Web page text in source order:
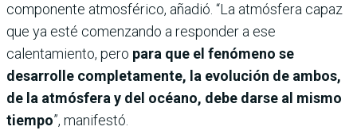
componente atmosférico, añadió. “La atmósfera capaz
que ya esté comenzando a responder a ese
calentamiento, pero para que el fenómeno se
desarrolle completamente, la evolución de ambos,
de la atmósfera y del océano, debe darse al mismo
tiempo”, manifestó.